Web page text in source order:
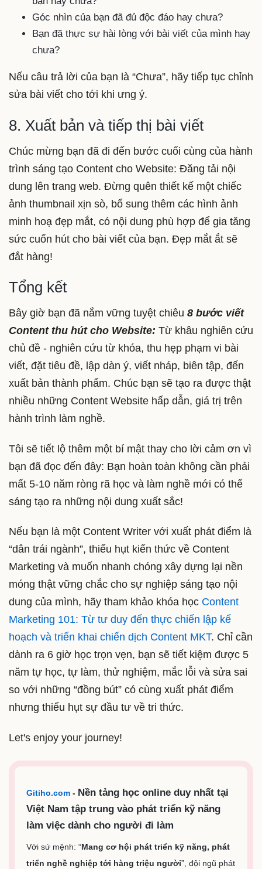
Góc nhìn của bạn đã đủ độc đáo hay chưa?
Bạn đã thực sự hài lòng với bài viết của mình hay
chưa?
Nếu câu trả lời của bạn là “Chưa”, hãy tiếp tục chỉnh
sửa bài viết cho tới khi ưng ý.
8. Xuất bản và tiếp thị bài viết
Chúc mừng bạn đã đi đến bước cuối cùng của hành
trình sáng tạo Content cho Website: Đăng tải nội
dung lên trang web. Đừng quên thiết kế một chiếc
ảnh thumbnail xịn sò, bổ sung thêm các hình ảnh
minh hoạ đẹp mắt, có nội dung phù hợp để gia tăng
sức cuốn hút cho bài viết của bạn. Đẹp mắt ắt sẽ
đắt hàng!
Tổng kết
Bây giờ bạn đã nắm vững tuyệt chiêu 8 bước viết
Content thu hút cho Website: Từ khâu nghiên cứu
chủ đề - nghiên cứu từ khóa, thu hẹp phạm vi bài
viết, đặt tiêu đề, lập dàn ý, viết nháp, biên tập, đến
xuất bản thành phẩm. Chúc bạn sẽ tạo ra được thật
nhiều những Content Website hấp dẫn, giá trị trên
hành trình làm nghề.
Tôi sẽ tiết lộ thêm một bí mật thay cho lời cảm ơn vì
bạn đã đọc đến đây: Bạn hoàn toàn không cần phải
mất 5-10 năm ròng rã học và làm nghề mới có thể
sáng tạo ra những nội dung xuất sắc!
Nếu bạn là một Content Writer với xuất phát điểm là
“dân trái ngành”, thiếu hụt kiến thức về Content
Marketing và muốn nhanh chóng xây dựng lại nền
móng thật vững chắc cho sự nghiệp sáng tạo nội
dung của mình, hãy tham khảo khóa học Content
Marketing 101: Từ tư duy đến thực chiến lập kế
hoạch và triển khai chiến dịch Content MKT. Chỉ cần
dành ra 6 giờ học trọn vẹn, bạn sẽ tiết kiệm được 5
năm tự học, tự làm, thử nghiệm, mắc lỗi và sửa sai
so với những “đồng bút” có cùng xuất phát điểm
nhưng thiếu hụt sự đầu tư về tri thức.
Let's enjoy your journey!
Gitiho.com - Nền tảng học online duy nhất tại
Việt Nam tập trung vào phát triển kỹ năng
làm việc dành cho người đi làm
Với sứ mệnh: “Mang cơ hội phát triển kỹ năng, phát
triển nghề nghiệp tới hàng triệu người”, đội ngũ phát